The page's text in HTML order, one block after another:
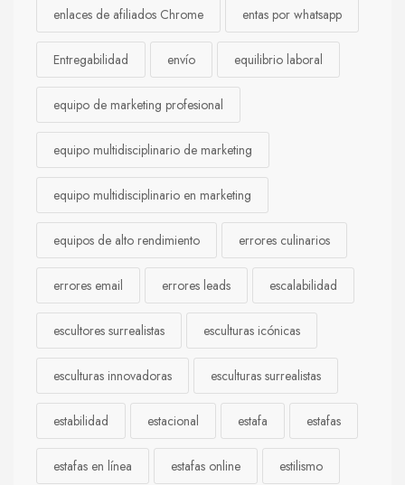
enlaces de afiliados Chrome entas por whatsapp
Entregabilidad envío equilibrio laboral
equipo de marketing profesional
equipo multidisciplinario de marketing
equipo multidisciplinario en marketing
equipos de alto rendimiento errores culinarios
errores email errores leads escalabilidad
escultores surrealistas esculturas icónicas
esculturas innovadoras esculturas surrealistas
estabilidad estacional estafa estafas
estafas en línea estafas online estilismo